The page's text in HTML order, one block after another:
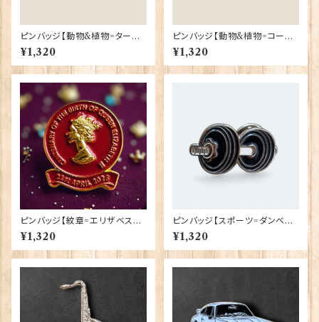
ピンバッジ【動物&植物=タータ
ンスコティー】Tradition 9004
0-T1130
¥1,320
ピンバッジ【動物&植物=コーギ
ーロンドン】Tradition 90040
-T1335
¥1,320
ピンバッジ【紋章=エリザベス女
王陛下生誕100周年】Traditio
n 90040-QU100
¥1,320
ピンバッジ【スポーツ=ダンベル】
Cadogan 90040-XJKB17-2
0
¥1,320